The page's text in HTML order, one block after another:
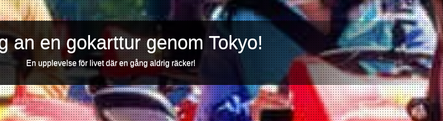
an en gokarttur genom Tokyo!
En upplevelse för livet där en gång aldrig räcker!